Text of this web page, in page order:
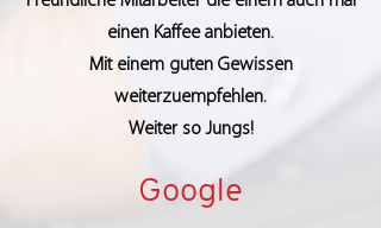
einen Kaffee anbieten.
Mit einem guten Gewissen
weiterzuempfehlen.
Weiter so Jungs!
Google